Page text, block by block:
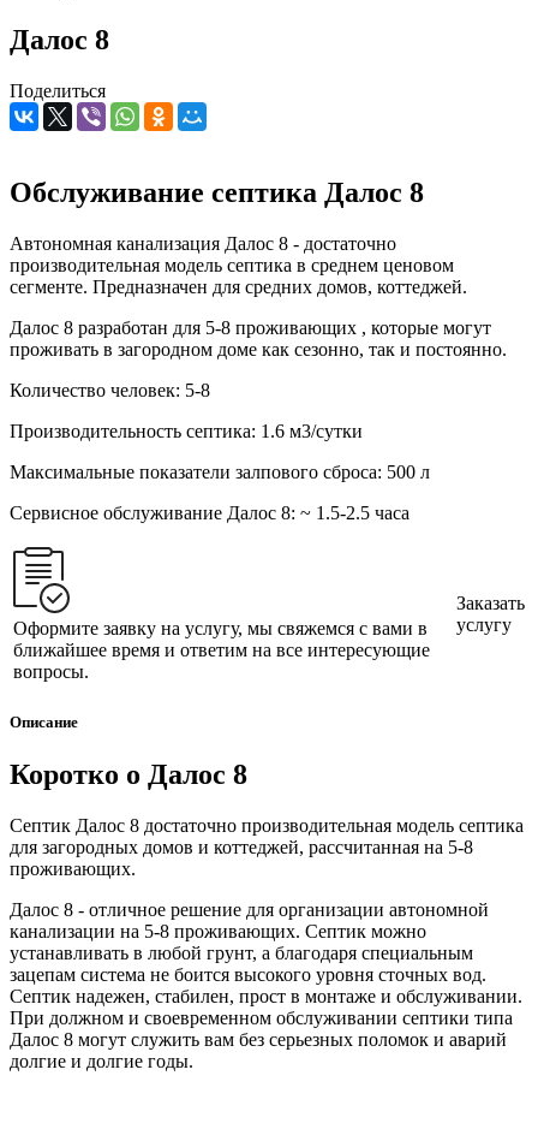
Далос 8
Поделиться
Обслуживание септика Далос 8
Автономная канализация Далос 8 - достаточно
производительная модель септика в среднем ценовом
сегменте. Предназначен для средних домов, коттеджей.
Далос 8 разработан для 5-8 проживающих , которые могут
проживать в загородном доме как сезонно, так и постоянно.
Количество человек: 5-8
Производительность септика: 1.6 м3/сутки
Максимальные показатели залпового сброса: 500 л
Сервисное обслуживание Далос 8: ~ 1.5-2.5 часа
Оформите заявку на услугу, мы свяжемся с вами в
ближайшее время и ответим на все интересующие
вопросы.
Заказать
услугу
Описание
Коротко о Далос 8
Септик Далос 8 достаточно производительная модель септика
для загородных домов и коттеджей, рассчитанная на 5-8
проживающих.
Далос 8 - отличное решение для организации автономной
канализации на 5-8 проживающих. Септик можно
устанавливать в любой грунт, а благодаря специальным
зацепам система не боится высокого уровня сточных вод.
Септик надежен, стабилен, прост в монтаже и обслуживании.
При должном и своевременном обслуживании септики типа
Далос 8 могут служить вам без серьезных поломок и аварий
долгие и долгие годы.